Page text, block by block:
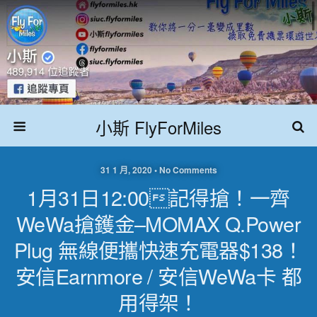
小斯 FlyForMiles
31 1 月, 2020 • No Comments
1月31日12:00記得搶！一齊
WeWa搶鑊金–MOMAX Q.Power
Plug 無線便攜快速充電器$138！
安信Earnmore / 安信WeWa卡 都
用得架！